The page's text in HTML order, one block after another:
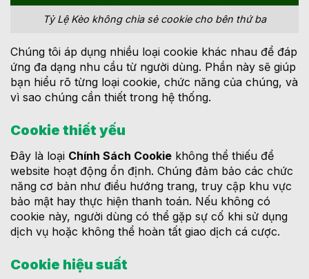
Tỷ Lệ Kèo không chia sẻ cookie cho bên thứ ba
Chúng tôi áp dụng nhiều loại cookie khác nhau để đáp
ứng đa dạng nhu cầu từ người dùng. Phần này sẽ giúp
bạn hiểu rõ từng loại cookie, chức năng của chúng, và
vì sao chúng cần thiết trong hệ thống.
Cookie thiết yếu
Đây là loại Chính Sách Cookie không thể thiếu để
website hoạt động ổn định. Chúng đảm bảo các chức
năng cơ bản như điều hướng trang, truy cập khu vực
bảo mật hay thực hiện thanh toán. Nếu không có
cookie này, người dùng có thể gặp sự cố khi sử dụng
dịch vụ hoặc không thể hoàn tất giao dịch cá cược.
Cookie hiệu suất